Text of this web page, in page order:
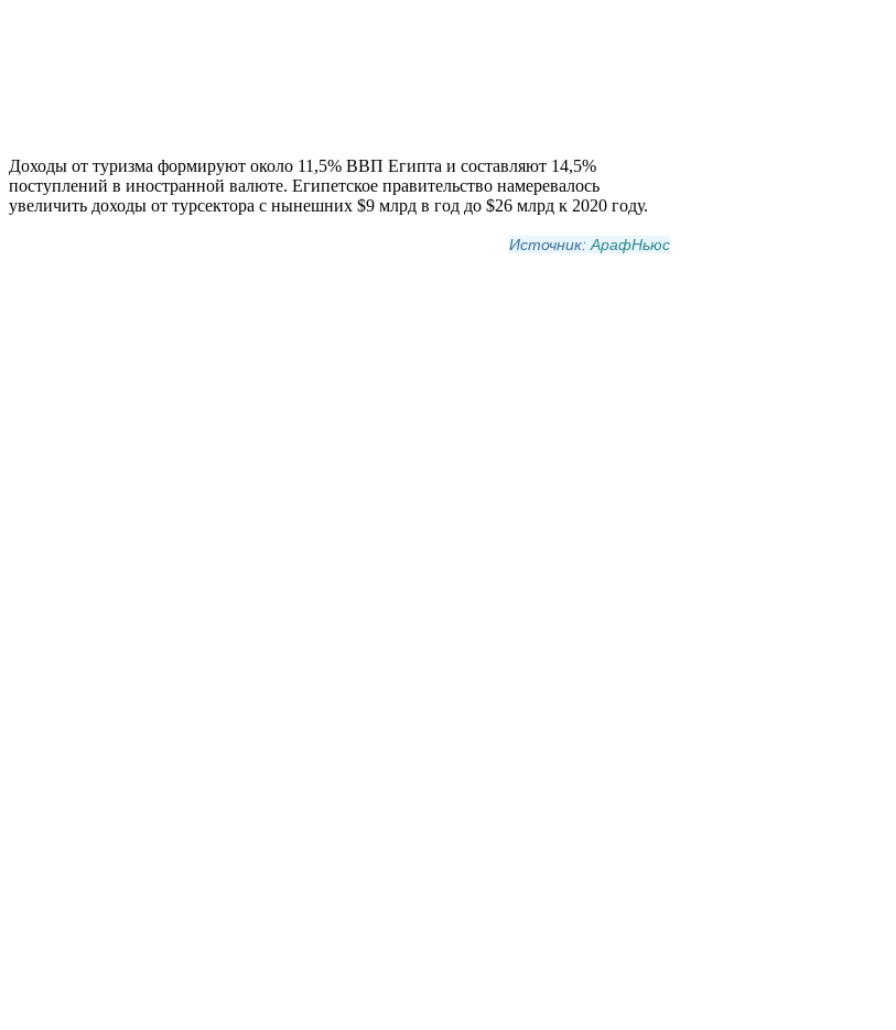
Доходы от туризма формируют около 11,5% ВВП Египта и составляют 14,5%
поступлений в иностранной валюте. Египетское правительство намеревалось
увеличить доходы от турсектора с нынешних $9 млрд в год до $26 млрд к 2020 году.
Источник: АрафНьюс